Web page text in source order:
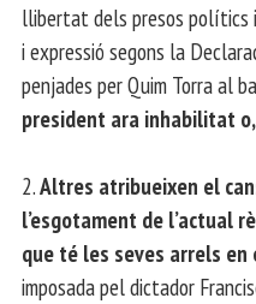
llibertat dels presos polítics
i expressió segons la
penjades per Quim Torra al
president ara inhabilitat
2.Altres atribueixen el
l’esgotament de l’actual
que té les seves arrels
imposada pel dictador